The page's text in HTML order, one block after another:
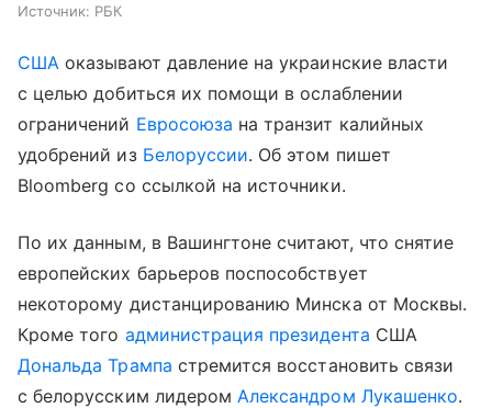
Источник: РБК
США оказывают давление на украинские власти
с целью добиться их помощи в ослаблении
ограничений Евросоюза на транзит калийных
удобрений из Белоруссии. Об этом пишет
Bloomberg со ссылкой на источники.
По их данным, в Вашингтоне считают, что снятие
европейских барьеров поспособствует
некоторому дистанцированию Минска от Москвы.
Кроме того администрация президента США
Дональда Трампа стремится восстановить связи
с белорусским лидером Александром Лукашенко.